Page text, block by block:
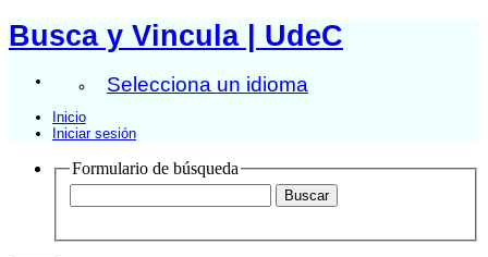
Busca y Vincula | UdeC
Selecciona un idioma
Inicio
Iniciar sesión
Formulario de búsqueda